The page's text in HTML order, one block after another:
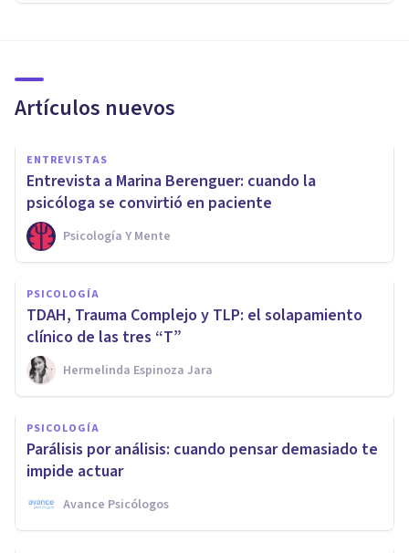
Artículos nuevos
ENTREVISTAS
Entrevista a Marina Berenguer: cuando la
psicóloga se convirtió en paciente
Psicología Y Mente
PSICOLOGÍA
TDAH, Trauma Complejo y TLP: el solapamiento
clínico de las tres “T”
Hermelinda Espinoza Jara
PSICOLOGÍA
Parálisis por análisis: cuando pensar demasiado te
impide actuar
Avance Psicólogos